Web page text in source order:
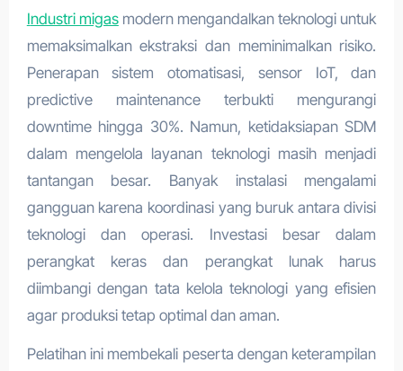
Industri migasmodern mengandalkan teknologi untuk
memaksimalkan ekstraksi dan meminimalkan risiko.
Penerapan sistem otomatisasi, sensor IoT, dan
predictive maintenance terbukti mengurangi
downtime hingga 30%. Namun, ketidaksiapan SDM
dalam mengelola layanan teknologi masih menjadi
tantangan besar. Banyak instalasi mengalami
gangguan karena koordinasi yang buruk antara divisi
teknologi dan operasi. Investasi besar dalam
perangkat keras dan perangkat lunak harus
diimbangi dengan tata kelola teknologi yang efisien
agar produksi tetap optimal dan aman.
Pelatihan ini membekali peserta dengan keterampilan